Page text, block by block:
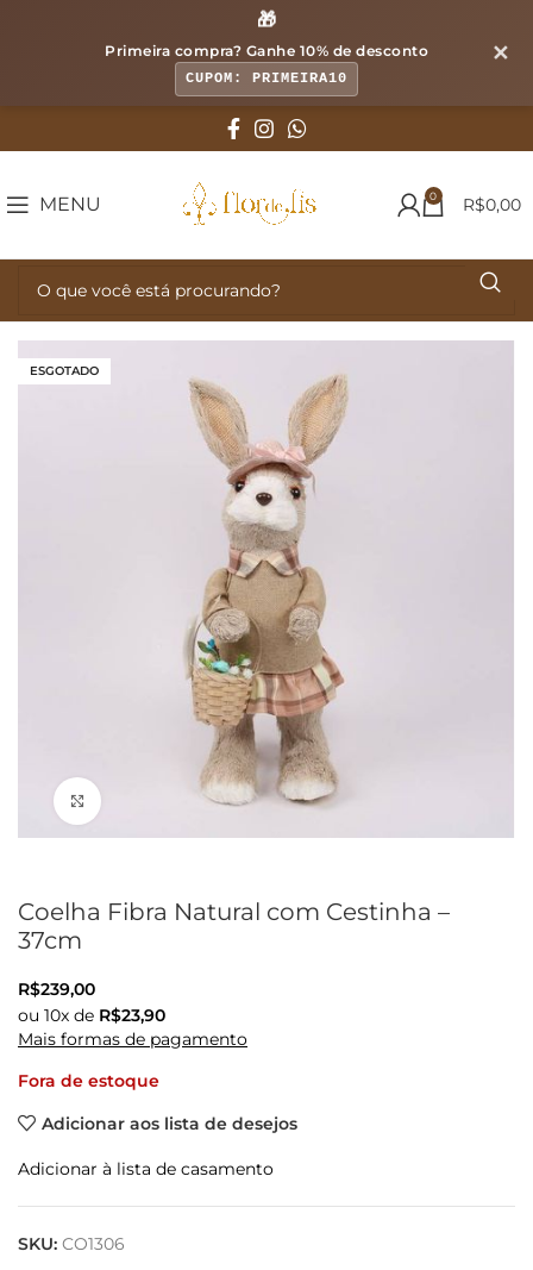
🎁
Primeira compra? Ganhe 10% de desconto
CUPOM: PRIMEIRA10
✕
MENU 0 R$0,00
ESGOTADO
Clique para ampliar
Coelha Fibra Natural com Cestinha –
37cm
R$239,00
ou 10x de R$23,90
Mais formas de pagamento
Fora de estoque
Adicionar aos lista de desejos
Adicionar à lista de casamento
SKU: CO1306